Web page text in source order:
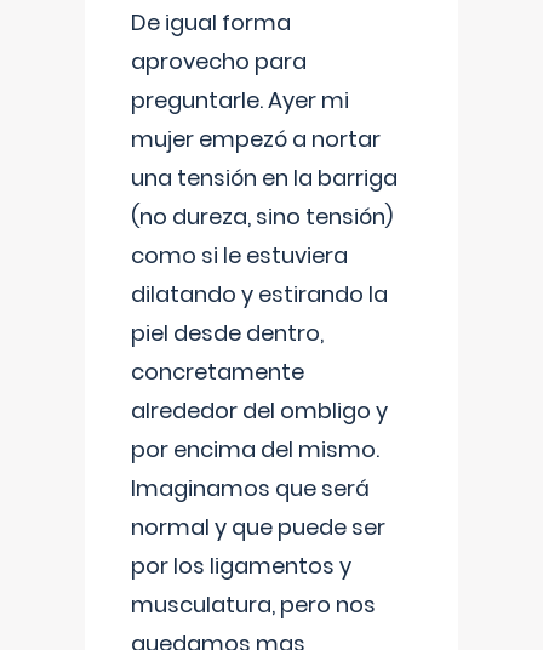
De igual forma
aprovecho para
preguntarle. Ayer mi
mujer empezó a nortar
una tensión en la barriga
(no dureza, sino tensión)
como si le estuviera
dilatando y estirando la
piel desde dentro,
concretamente
alrededor del ombligo y
por encima del mismo.
Imaginamos que será
normal y que puede ser
por los ligamentos y
musculatura, pero nos
quedamos mas